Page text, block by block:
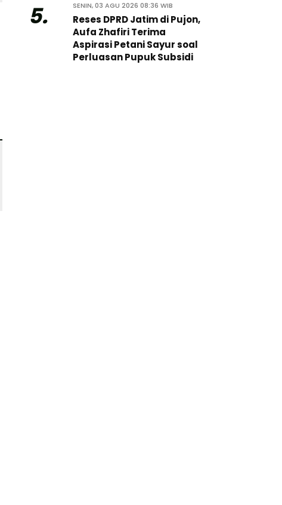
5. SENIN, 03 AGU 2026 08:36 WIB
Reses DPRD Jatim di Pujon,
Aufa Zhafiri Terima
Aspirasi Petani Sayur soal
Perluasan Pupuk Subsidi